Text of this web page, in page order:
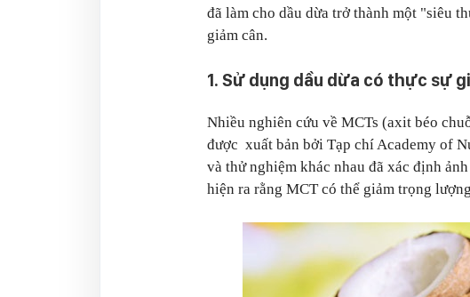
đã làm cho dầu dừa trở thành một "siêu
giảm cân.
1. Sử dụng dầu dừa có thực sự
Nhiều nghiên cứu về MCTs (axit béo
được xuất bản bởi Tạp chí Academy of
và thử nghiệm khác nhau đã xác định
hiện ra rằng MCT có thể giảm trọng